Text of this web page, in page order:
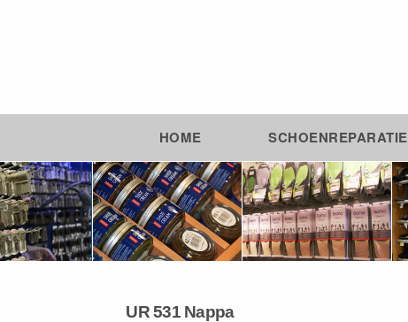
HOME SCHOENREPARATIE
UR 531 Nappa